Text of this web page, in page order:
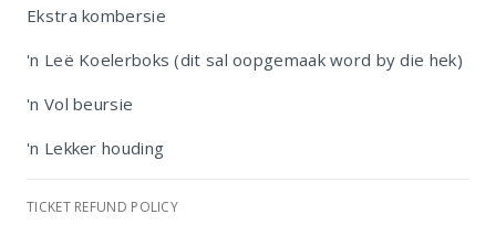
Ekstra kombersie
'n Leë Koelerboks (dit sal oopgemaak word by die hek)
'n Vol beursie
'n Lekker houding
TICKET REFUND POLICY